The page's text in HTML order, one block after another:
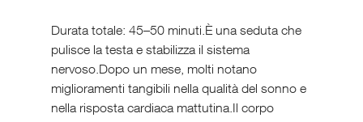
Durata totale: 45–50 minuti.È una seduta che
pulisce la testa e stabilizza il sistema
nervoso.Dopo un mese, molti notano
miglioramenti tangibili nella qualità del sonno e
nella risposta cardiaca mattutina.Il corpo